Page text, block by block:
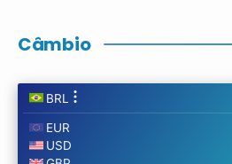
Câmbio